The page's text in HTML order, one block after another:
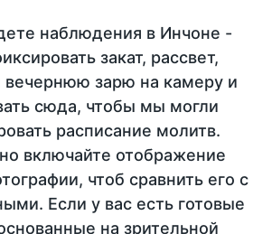
наблюдения в Инчоне -
закат, рассвет,
зарю на камеру и
сюда, чтобы мы могли
расписание молитв.
включайте отображение
чтоб сравнить его с
Если у вас есть готовые
на зрительной